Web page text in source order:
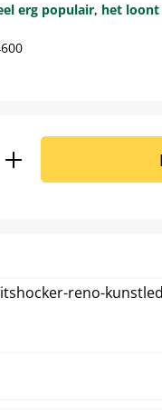
erg populair, het